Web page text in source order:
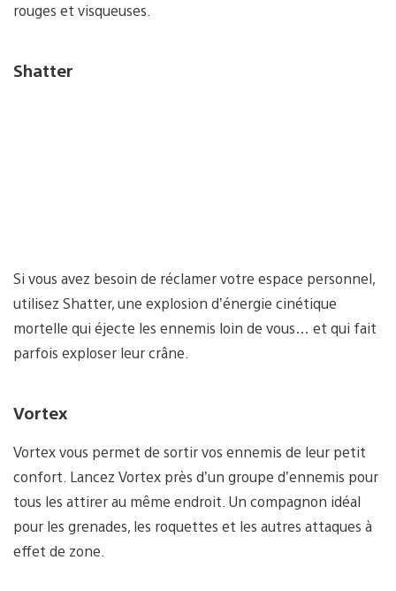
rouges et visqueuses.
Shatter
Si vous avez besoin de réclamer votre espace personnel,
utilisez Shatter, une explosion d’énergie cinétique
mortelle qui éjecte les ennemis loin de vous… et qui fait
parfois exploser leur crâne.
Vortex
Vortex vous permet de sortir vos ennemis de leur petit
confort. Lancez Vortex près d’un groupe d’ennemis pour
tous les attirer au même endroit. Un compagnon idéal
pour les grenades, les roquettes et les autres attaques à
effet de zone.